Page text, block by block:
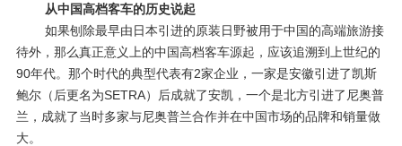
从中国高档客车的历史说起
如果刨除最早由日本引进的原装日野被用于中国的高端旅游接
待外，那么真正意义上的中国高档客车源起，应该追溯到上世纪的
90年代。那个时代的典型代表有2家企业，一家是安徽引进了凯斯
鲍尔（后更名为SETRA）后成就了安凯，一个是北方引进了尼奥普
兰，成就了当时多家与尼奥普兰合作并在中国市场的品牌和销量做
大。